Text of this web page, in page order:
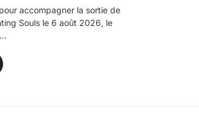
accompagner la sortie de
Souls le 6 août 2026, le